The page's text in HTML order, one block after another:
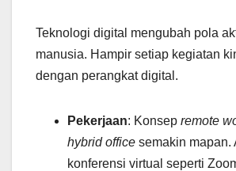
Teknologi digital mengubah pola
manusia. Hampir setiap kegiatan
dengan perangkat digital.
Pekerjaan: Konsep remote
hybrid office semakin mapan.
konferensi virtual seperti